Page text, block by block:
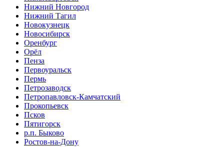
Нижний Новгород
Нижний Тагил
Новокузнецк
Новосибирск
Оренбург
Орёл
Пенза
Первоуральск
Пермь
Петрозаводск
Петропавловск-Камчатский
Прокопьевск
Псков
Пятигорск
р.п. Быково
Ростов-на-Дону